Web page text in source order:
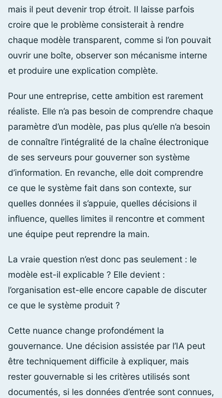
mais il peut devenir trop étroit. Il laisse parfois
croire que le problème consisterait à rendre
chaque modèle transparent, comme si l’on pouvait
ouvrir une boîte, observer son mécanisme interne
et produire une explication complète.
Pour une entreprise, cette ambition est rarement
réaliste. Elle n’a pas besoin de comprendre chaque
paramètre d’un modèle, pas plus qu’elle n’a besoin
de connaître l’intégralité de la chaîne électronique
de ses serveurs pour gouverner son système
d’information. En revanche, elle doit comprendre
ce que le système fait dans son contexte, sur
quelles données il s’appuie, quelles décisions il
influence, quelles limites il rencontre et comment
une équipe peut reprendre la main.
La vraie question n’est donc pas seulement : le
modèle est-il explicable ? Elle devient :
l’organisation est-elle encore capable de discuter
ce que le système produit ?
Cette nuance change profondément la
gouvernance. Une décision assistée par l’IA peut
être techniquement difficile à expliquer, mais
rester gouvernable si les critères utilisés sont
documentés, si les données d’entrée sont connues,